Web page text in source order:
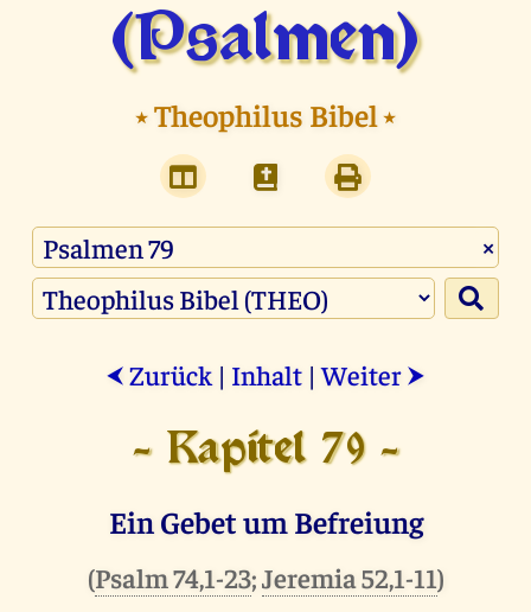
(Psalmen)
⭑Theophilus Bibel⭑
×
⮜ Zurück | Inhalt |Weiter ⮞
- Kapitel 79 -
Ein Gebet um Befreiung
(Psalm 74,1-23;Jeremia 52,1-11)